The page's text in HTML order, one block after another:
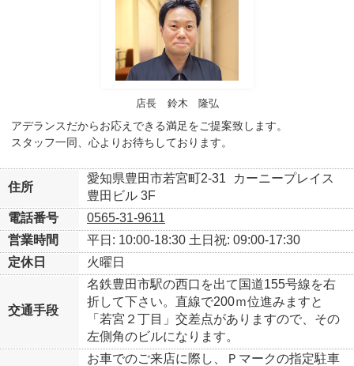
店長 鈴木 隆弘
アデランスだからお応えできる満足をご提案致します。
スタッフ一同、心よりお待ちしております。
住所
愛知県豊田市若宮町2-31
カーニープレイス
豊田ビル 3F
電話番号
0565-31-9611
営業時間
平日: 10:00-18:30 土日祝: 09:00-17:30
定休日
火曜日
交通手段
名鉄豊田市駅の西口を出て国道155号線を右
折して下さい。直線で200ｍ位進みますと
「若宮２丁目」交差点がありますので、その
左側角のビルになります。
お車でのご来店に際し、Ｐマークの指定駐車